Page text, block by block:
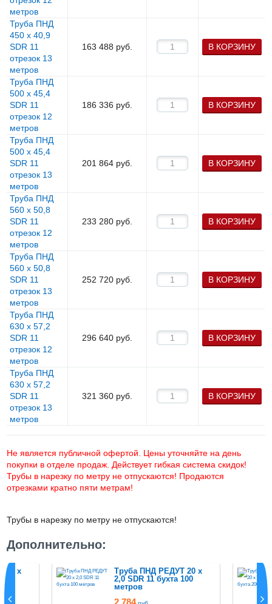
метров
Труба ПНД
450 х 40,9
SDR 11
отрезок 13
метров
163 488 руб. В КОРЗИНУ
Труба ПНД
500 х 45,4
SDR 11
отрезок 12
метров
186 336 руб. В КОРЗИНУ
Труба ПНД
500 х 45,4
SDR 11
отрезок 13
метров
201 864 руб. В КОРЗИНУ
Труба ПНД
560 х 50,8
SDR 11
отрезок 12
метров
233 280 руб. В КОРЗИНУ
Труба ПНД
560 х 50,8
SDR 11
отрезок 13
метров
252 720 руб. В КОРЗИНУ
Труба ПНД
630 х 57,2
SDR 11
отрезок 12
метров
296 640 руб. В КОРЗИНУ
Труба ПНД
630 х 57,2
SDR 11
отрезок 13
метров
321 360 руб. В КОРЗИНУ
Не является публичной офертой. Цены уточняйте на день
покупки в отделе продаж. Действует гибкая система скидок!
Трубы в нарезку по метру не отпускаются! Продаются
отрезками кратно пяти метрам!
Трубы в нарезку по метру не отпускаются!
Дополнительно:
20 х
Труба ПНД РЕДУТ 20 х
2,0 SDR 11 бухта 100
метров
2 784